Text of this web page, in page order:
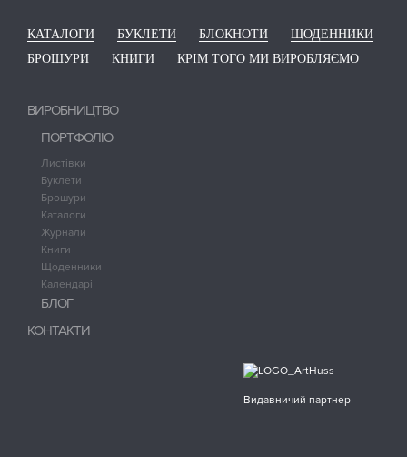
КАТАЛОГИ БУКЛЕТИ БЛОКНОТИ
ЩОДЕННИКИ
БРОШУРИ
КНИГИ КРІМ ТОГО МИ ВИРОБЛЯЄМО
ВИРОБНИЦТВО
ПОРТФОЛІО
Листівки
Буклети
Брошури
Каталоги
Журнали
Книги
Щоденники
Календарі
БЛОГ
КОНТАКТИ
Видавничий партнер